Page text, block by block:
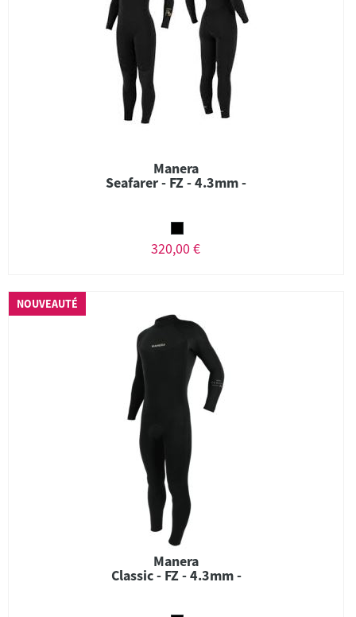
Manera
Seafarer - FZ - 4.3mm -
320,00 €
NOUVEAUTÉ
Manera
Classic - FZ - 4.3mm -